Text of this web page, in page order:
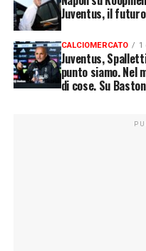
Juventus, il
CALCIOMERCATO 1
Juventus,
punto siamo. Nel
di cose. Su